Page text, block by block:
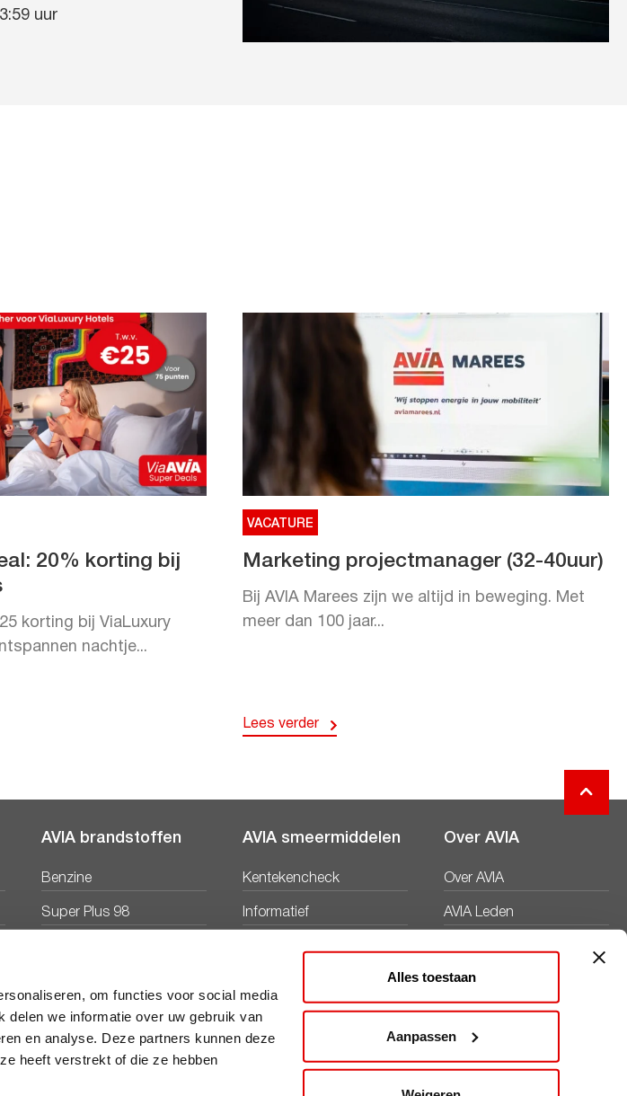
om functies voor social media
delen we informatie over uw gebruik van
en analyse. Deze partners kunnen deze
heeft verstrekt of die ze hebben
Alles toestaan
Aanpassen
uur
20% korting bij
korting bij ViaLuxury
nachtje...
VACATURE
Marketing projectmanager (32-40uur)
Bij AVIA Marees zijn we altijd in beweging. Met
meer dan 100 jaar...
Lees verder
AVIA brandstoffen
Benzine
Super Plus 98
AVIA smeermiddelen
Kentekencheck
Informatief
Over AVIA
Over AVIA
AVIA Leden
Duurzaamheid
Werken bij